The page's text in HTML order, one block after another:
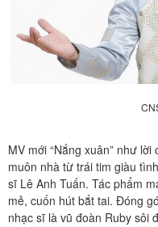
MV mới “Nắng xuân” như
muôn nhà từ trái tim giàu
sĩ Lê Anh Tuấn. Tác phẩm
mẻ, cuốn hút bắt tai. Đóng
nhạc sĩ là vũ đoàn Ruby sôi